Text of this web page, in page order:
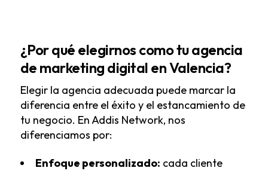
¿Por qué elegirnos como tu agencia
de marketing digital en Valencia?
Elegir la agencia adecuada puede marcar la
diferencia entre el éxito y el estancamiento de
tu negocio. En Addis Network, nos
diferenciamos por:
Enfoque personalizado: cada cliente